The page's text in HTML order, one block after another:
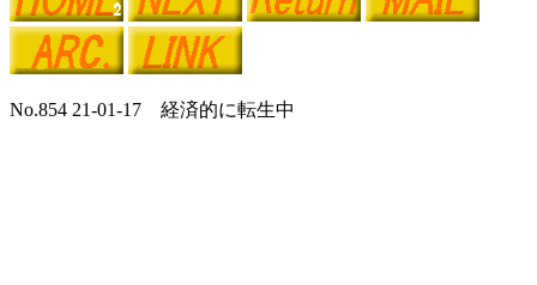
No.854 21-01-17 経済的に転生中